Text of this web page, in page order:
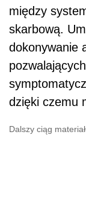
między
skarbową.
dokonywanie
dzięki czemu
Dalszy ciąg